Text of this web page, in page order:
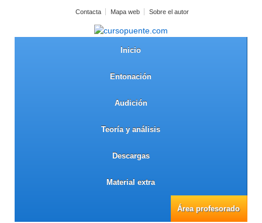
Contacta Mapa web Sobre el autor
Inicio
Entonación
Audición
Teoría y análisis
Descargas
Material extra
Área profesorado